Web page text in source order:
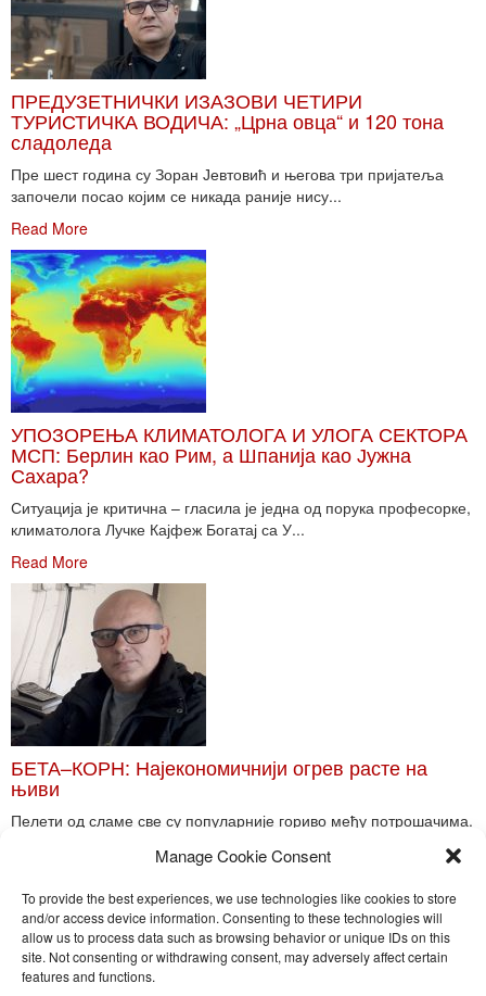
Manage Cookie Consent
To provide the best experiences, we use technologies like cookies to store
and/or access device information. Consenting to these technologies will
allow us to process data such as browsing behavior or unique IDs on this
site. Not consenting or withdrawing consent, may adversely affect certain
features and functions.
ПРЕДУЗЕТНИЧКИ ИЗАЗОВИ ЧЕТИРИ
ТУРИСТИЧКА ВОДИЧА: „Црна овца“ и 120 тона
сладоледа
Пре шест година су Зоран Јевтовић и његова три пријатеља
започели посао којим се никада раније нису...
Read More
УПОЗОРЕЊА КЛИМАТОЛОГА И УЛОГА СЕКТОРА
МСП: Берлин као Рим, а Шпанија као Јужна
Сахара?
Ситуација је критична – гласила је једна од порука професорке,
климатолога Лучке Кајфеж Богатај са У...
Read More
БЕТА–КОРН: Најекономичнији огрев расте на
њиви
Пелети од сламе све су популарније гориво међу потрошачима.
Toggle